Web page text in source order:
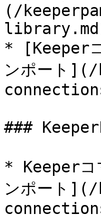
(/
* [Keeper
ンポート
###
* Keeperコ
ンポート